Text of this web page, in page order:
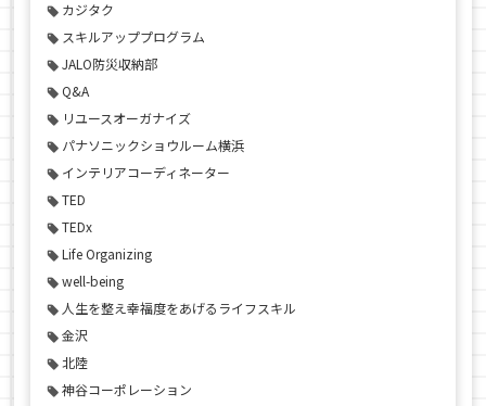
カジタク
スキルアッププログラム
JALO防災収納部
Q&A
リユースオーガナイズ
パナソニックショウルーム横浜
インテリアコーディネーター
TED
TEDx
Life Organizing
well-being
人生を整え幸福度をあげるライフスキル
金沢
北陸
神谷コーポレーション